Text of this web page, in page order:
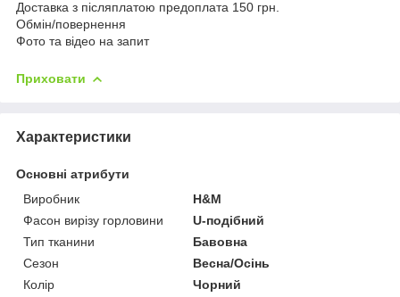
Доставка з післяплатою предоплата 150 грн.
Обмін/повернення
Фото та відео на запит
Приховати
Характеристики
Основні атрибути
Виробник
H&M
Фасон вирізу горловини
U-подібний
Тип тканини
Бавовна
Сезон
Весна/Осінь
Колір
Чорний